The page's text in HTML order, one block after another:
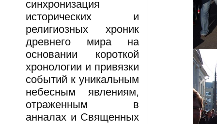
синхронизация
исторических и
религиозных хроник
древнего мира на
основании короткой
хронологии и привязки
событий к уникальным
небесным явлениям,
отраженным в
анналах и Священных